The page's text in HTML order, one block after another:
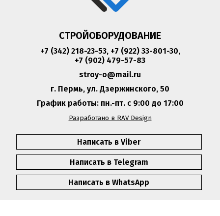
СТРОЙОБОРУДОВАНИЕ
+7 (342) 218-23-53, +7 (922) 33-801-30,
+7 (902) 479-57-83
stroy-o@mail.ru
г. Пермь, ул. Дзержинского, 50
График работы: пн.-пт. с 9:00 до 17:00
Разработано в RAV Design
Написать в Viber
Написать в Telegram
Написать в WhatsApp